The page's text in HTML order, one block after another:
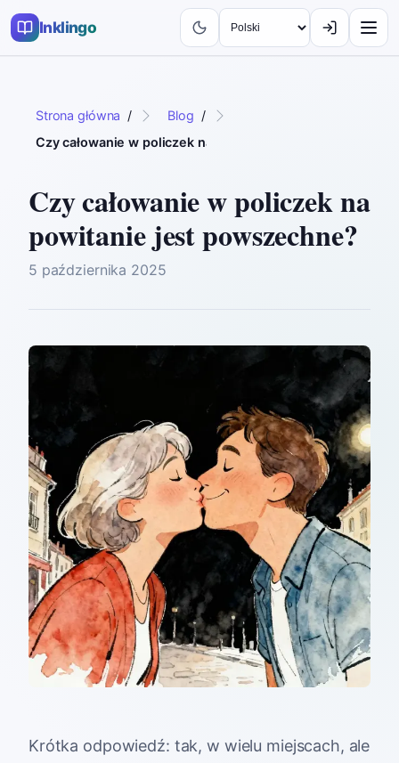
Inklingo
Strona główna / Blog /
Czy całowanie w policzek na powitanie jest powszechne?
Czy całowanie w policzek na
powitanie jest powszechne?
5 października 2025
Krótka odpowiedź: tak, w wielu miejscach, ale